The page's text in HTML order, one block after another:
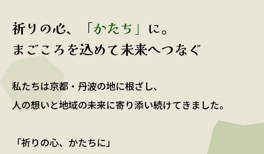
祈りの心、「かたち」 に。
まごころを込めて未来へつなぐ
私たちは京都・丹波の地に根ざし、
人の想いと地域の未来に寄り添い続けてきました。
「祈りの心、かたちに」